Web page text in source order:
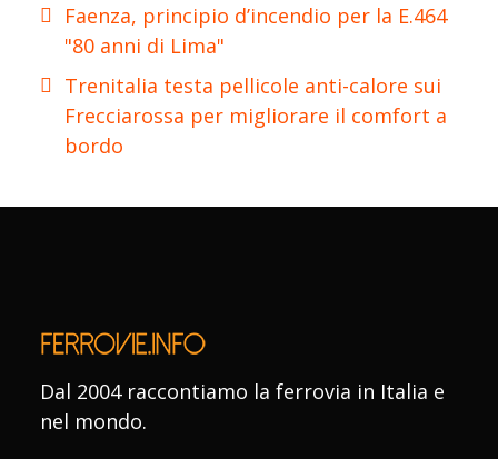
Faenza, principio d’incendio per la E.464
"80 anni di Lima"
Trenitalia testa pellicole anti-calore sui
Frecciarossa per migliorare il comfort a
bordo
Dal 2004 raccontiamo la ferrovia in Italia e
nel mondo.